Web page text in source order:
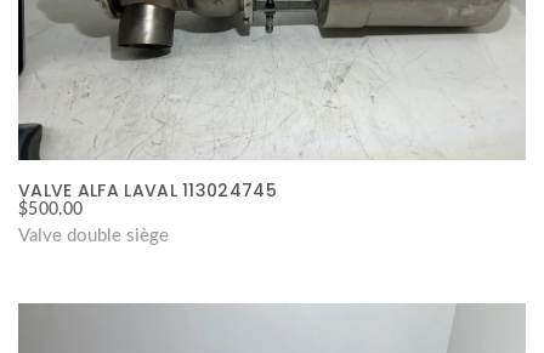
VALVE ALFA LAVAL 113024745
$500.00
Valve double siège